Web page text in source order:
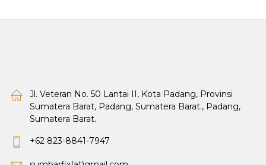
Jl. Veteran No. 50 Lantai II, Kota Padang, Provinsi
Sumatera Barat, Padang, Sumatera Barat., Padang,
Sumatera Barat.
+62 823-8841-7947